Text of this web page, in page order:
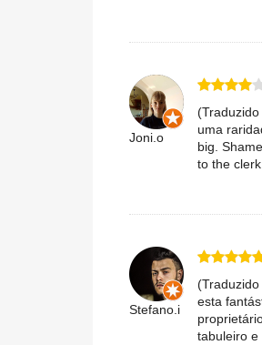
Joni.o
uma
big.
to the
Stefano.i
esta
tabuleiro e